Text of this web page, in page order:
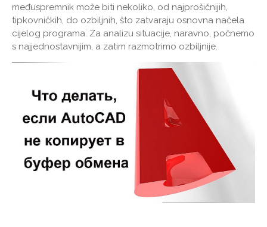
međuspremnik može biti nekoliko, od najprošičnijih,
tipkovničkih, do ozbiljnih, što zatvaraju osnovna načela
cijelog programa. Za analizu situacije, naravno, počnemo
s najjednostavnijim, a zatim razmotrimo ozbiljnije.